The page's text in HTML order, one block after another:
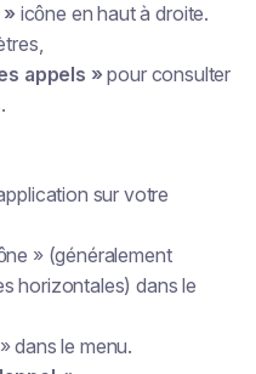
»icône en haut à droite.
appels »pour consulter
sur votre
» (généralement
horizontales) dans le
» dans le menu.